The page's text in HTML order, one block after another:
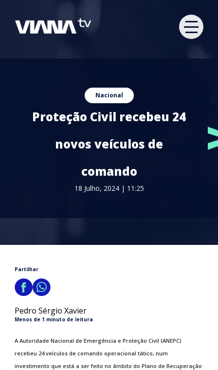
Nacional
Proteção Civil recebeu 24
novos veículos de
comando
18 Julho, 2024 | 11:25
Partilhar
Pedro Sérgio Xavier
Menos de 1 minuto de leitura
A Autoridade Nacional de Emergência e Proteção Civil (ANEPC)
recebeu 24 veículos de comando operacional tático, num
investimento que está a ser feito no âmbito do Plano de Recuperação